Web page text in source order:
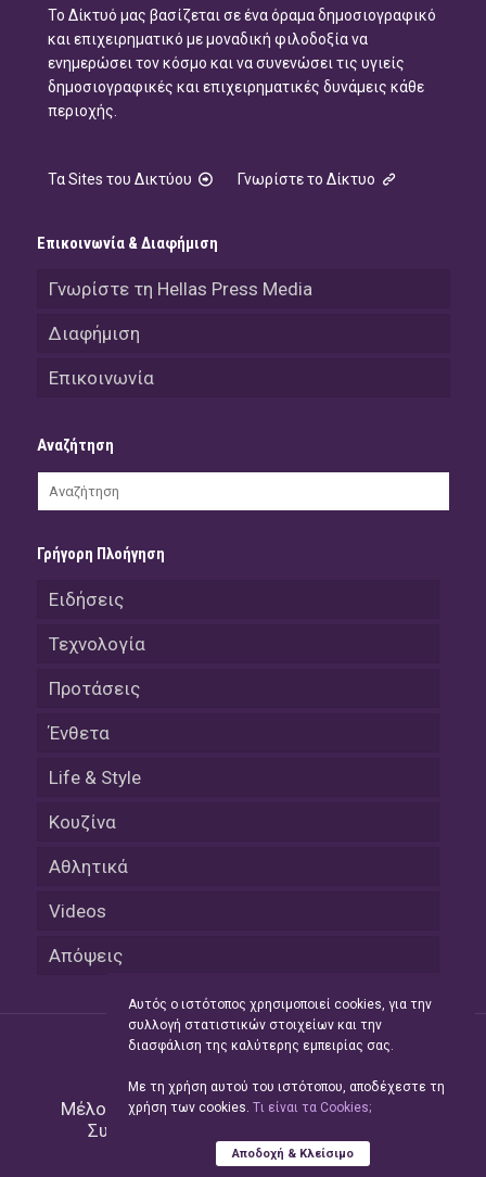
Το Δίκτυό μας βασίζεται σε ένα όραμα δημοσιογραφικό
και επιχειρηματικό με μοναδική φιλοδοξία να
ενημερώσει τον κόσμο και να συνενώσει τις υγιείς
δημοσιογραφικές και επιχειρηματικές δυνάμεις κάθε
περιοχής.
Τα Sites του Δικτύου Γνωρίστε το Δίκτυο
Επικοινωνία & Διαφήμιση
Γνωρίστε τη Hellas Press Media
Διαφήμιση
Επικοινωνία
Αναζήτηση
Γρήγορη Πλοήγηση
Ειδήσεις
Τεχνολογία
Προτάσεις
Ένθετα
Life & Style
Κουζίνα
Αθλητικά
Videos
Απόψεις
Μέλος του Δικτύου τηςHellas Press Media
Συντήρηση και Ανάπτυξη
Αυτός ο ιστότοπος χρησιμοποιεί cookies, για την
συλλογή στατιστικών στοιχείων και την
διασφάλιση της καλύτερης εμπειρίας σας.
Με τη χρήση αυτού του ιστότοπου, αποδέχεστε τη
χρήση των cookies. Tι είναι τα Cookies;
Αποδοχή & Κλείσιμο